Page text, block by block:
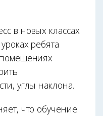
в новых классах
ребята
углы наклона.
что обучение